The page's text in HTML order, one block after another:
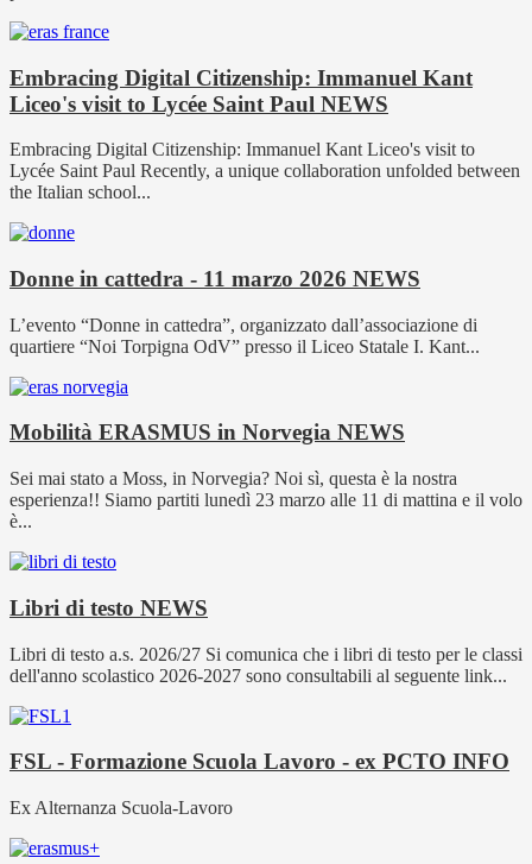
Embracing Digital Citizenship: Immanuel Kant
Liceo's visit to Lycée Saint Paul NEWS
Embracing Digital Citizenship: Immanuel Kant Liceo's visit to
Lycée Saint Paul Recently, a unique collaboration unfolded between
the Italian school...
Donne in cattedra - 11 marzo 2026 NEWS
L’evento “Donne in cattedra”, organizzato dall’associazione di
quartiere “Noi Torpigna OdV” presso il Liceo Statale I. Kant...
Mobilità ERASMUS in Norvegia NEWS
Sei mai stato a Moss, in Norvegia? Noi sì, questa è la nostra
esperienza!! Siamo partiti lunedì 23 marzo alle 11 di mattina e il volo
è...
Libri di testo NEWS
Libri di testo a.s. 2026/27 Si comunica che i libri di testo per le classi
dell'anno scolastico 2026-2027 sono consultabili al seguente link...
FSL - Formazione Scuola Lavoro - ex PCTO INFO
Ex Alternanza Scuola-Lavoro